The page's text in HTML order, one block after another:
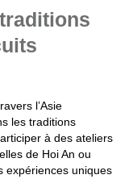
l’Asie
les traditions
à des ateliers
de Hoi An ou
expériences uniques